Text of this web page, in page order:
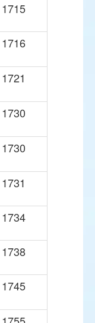
1715
1716
1721
1730
1730
1731
1734
1738
1745